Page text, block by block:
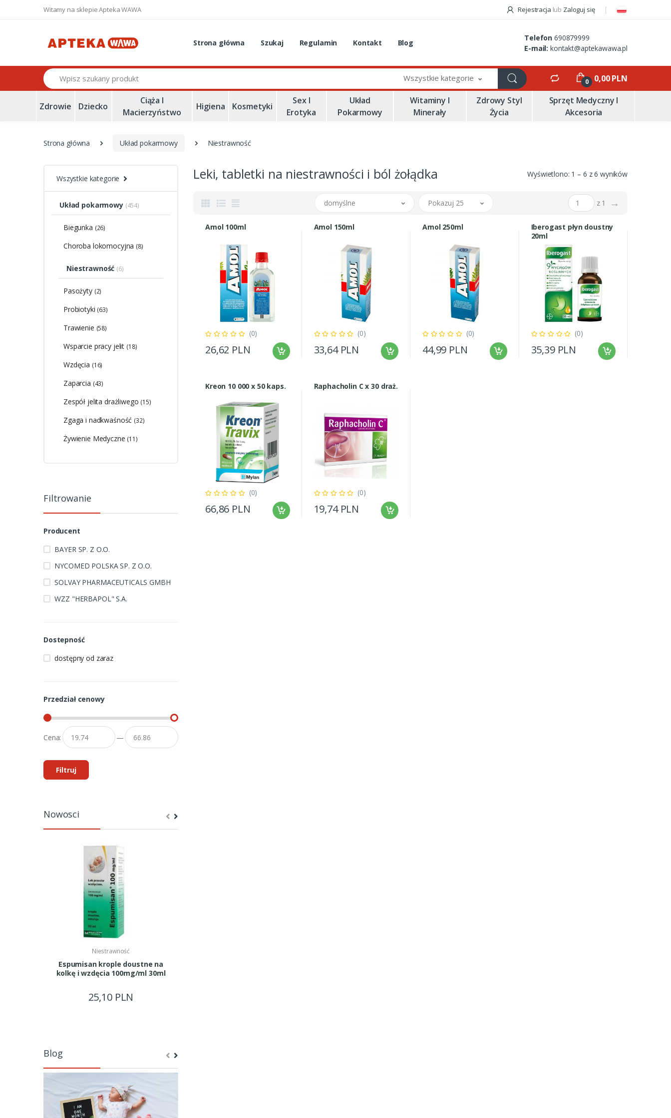
Witamy na sklepie Apteka WAWA Rejestracja lub Zaloguj się
Strona główna Szukaj Regulamin Kontakt Blog
Telefon 690879999
E-mail: kontakt@aptekawawa.pl
Szukaj Wszystkie kategorie 0 0,00 PLN
Zdrowie Dziecko
Ciąża I
Macierzyństwo
Higiena Kosmetyki
Sex I
Erotyka
Układ
Pokarmowy
Witaminy I
Minerały
Zdrowy Styl
Życia
Sprzęt Medyczny I
Akcesoria
Strona główna Układ pokarmowy Niestrawność
Wszystkie kategorie
Układ pokarmowy (454)
Biegunka (26)
Choroba lokomocyjna (8)
Niestrawność (6)
Pasożyty (2)
Probiotyki (63)
Trawienie (58)
Wsparcie pracy jelit (18)
Wzdęcia (16)
Zaparcia (43)
Zespół jelita drażliwego (15)
Zgaga i nadkwaśność (32)
Żywienie Medyczne (11)
Filtrowanie
Producent
BAYER SP. Z O.O.
NYCOMED POLSKA SP. Z O.O.
SOLVAY PHARMACEUTICALS GMBH
WZZ "HERBAPOL" S.A.
Dostepność
dostępny od zaraz
Przedział cenowy
Cena: —
Filtruj
Nowosci
Niestrawność
Espumisan krople doustne na
kolkę i wzdęcia 100mg/ml 30ml
25,10 PLN
Blog
Leki, tabletki na niestrawności i ból żołądka Wyświetlono: 1 – 6 z 6 wyników
domyślne Pokazuj 25 z 1 →
Amol 100ml
(0)
26,62 PLN
Amol 150ml
(0)
33,64 PLN
Amol 250ml
(0)
44,99 PLN
Iberogast płyn doustny
20ml
(0)
35,39 PLN
Kreon 10 000 x 50 kaps.
(0)
66,86 PLN
Raphacholin C x 30 draż.
(0)
19,74 PLN